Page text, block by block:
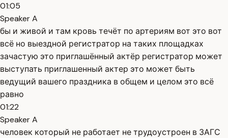
01:05
Speaker A
бы и живой и там кровь течёт по артериям вот это вот
всё но выездной регистратор на таких площадках
зачастую это приглашённый актёр регистратор может
выступать приглашенный актер это может быть
ведущий вашего праздника в общем и целом это всё
равно
01:22
Speaker A
человек который не работает не трудоустроен в ЗАГС